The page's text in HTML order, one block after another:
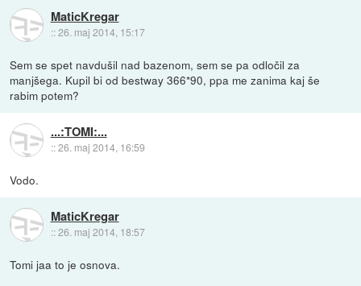
MaticKregar
::26. maj 2014, 15:17
Sem se spet navdušil nad bazenom, sem se pa odločil za
manjšega. Kupil bi od bestway 366*90, ppa me zanima kaj še
rabim potem?
...:TOMI:...
::26. maj 2014, 16:59
Vodo.
MaticKregar
::26. maj 2014, 18:57
Tomi jaa to je osnova.